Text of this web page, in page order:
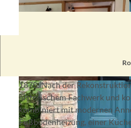
© Jörg Schleinitz
Ferienwohnung am
1870. Nach der
historischem Fachwerk und
kombiniert mit modernen
Fußbodenheizung, einer